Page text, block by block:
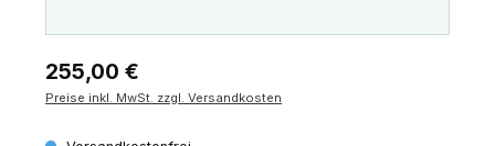
Regulärer Preis:
255,00 €
Preise inkl. MwSt. zzgl. Versandkosten